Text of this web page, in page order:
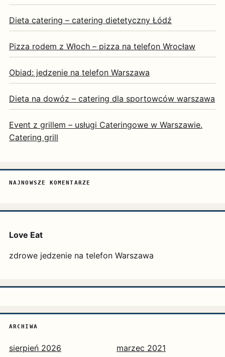
Dieta catering – catering dietetyczny Łódź
Pizza rodem z Włoch – pizza na telefon Wrocław
Obiad: jedzenie na telefon Warszawa
Dieta na dowóz – catering dla sportowców warszawa
Event z grillem – usługi Cateringowe w Warszawie.
Catering grill
NAJNOWSZE KOMENTARZE
Love Eat
zdrowe jedzenie na telefon Warszawa
ARCHIWA
sierpień 2026 marzec 2021